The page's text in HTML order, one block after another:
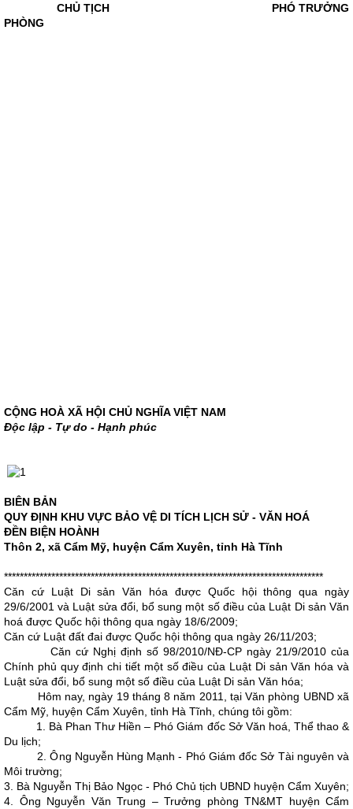
CHỦ TỊCH PHÓ TRƯỞNG
PHÒNG
CỘNG HOÀ XÃ HỘI CHỦ NGHĨA VIỆT NAM
Độc lập - Tự do - Hạnh phúc
BIÊN BẢN
QUY ĐỊNH KHU VỰC BẢO VỆ DI TÍCH LỊCH SỬ - VĂN HOÁ
ĐỀN BIỆN HOÀNH
Thôn 2, xã Cẩm Mỹ, huyện Cẩm Xuyên, tỉnh Hà Tĩnh
*********************************************************************************
Căn cứ Luật Di sản Văn hóa được Quốc hội thông qua ngày
29/6/2001 và Luật sửa đổi, bổ sung một số điều của Luật Di sản Văn
hoá được Quốc hội thông qua ngày 18/6/2009;
Căn cứ Luật đất đai được Quốc hội thông qua ngày 26/11/203;
Căn cứ Nghị định số 98/2010/NĐ-CP ngày 21/9/2010 của
Chính phủ quy định chi tiết một số điều của Luật Di sản Văn hóa và
Luật sửa đổi, bổ sung một số điều của Luật Di sản Văn hóa;
Hôm nay, ngày 19 tháng 8 năm 2011, tại Văn phòng UBND xã
Cẩm Mỹ, huyện Cẩm Xuyên, tỉnh Hà Tĩnh, chúng tôi gồm:
1. Bà Phan Thư Hiền – Phó Giám đốc Sở Văn hoá, Thể thao &
Du lịch;
2. Ông Nguyễn Hùng Mạnh - Phó Giám đốc Sở Tài nguyên và
Môi trường;
3. Bà Nguyễn Thị Bảo Ngọc - Phó Chủ tịch UBND huyện Cẩm Xuyên;
4. Ông Nguyễn Văn Trung – Trưởng phòng TN&MT huyện Cẩm